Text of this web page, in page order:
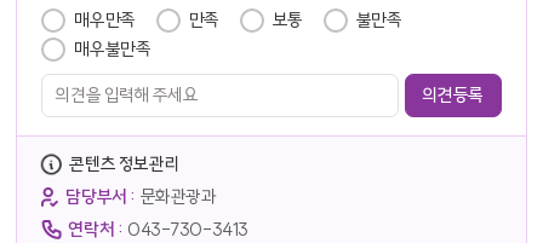
매우만족 만족 보통
불만족
매우불만족
콘텐츠 정보관리
담당부서 : 문화관광과
연락처 : 043-730-3413